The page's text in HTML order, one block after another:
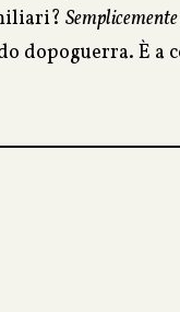
Semplicemente
dopoguerra. È
nella